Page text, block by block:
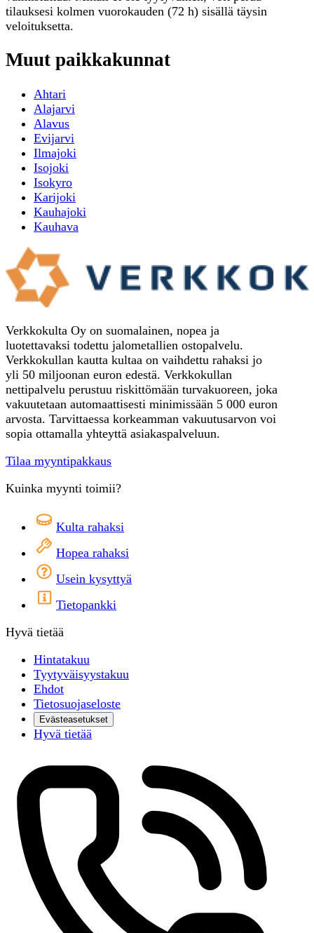
tilauksesi kolmen vuorokauden (72 h) sisällä täysin
veloituksetta.
Muut paikkakunnat
Ahtari
Alajarvi
Alavus
Evijarvi
Ilmajoki
Isojoki
Isokyro
Karijoki
Kauhajoki
Kauhava
Verkkokulta Oy on suomalainen, nopea ja
luotettavaksi todettu jalometallien ostopalvelu.
Verkkokullan kautta kultaa on vaihdettu rahaksi jo
yli 50 miljoonan euron edestä. Verkkokullan
nettipalvelu perustuu riskittömään turvakuoreen, joka
vakuutetaan automaattisesti minimissään 5 000 euron
arvosta. Tarvittaessa korkeamman vakuutusarvon voi
sopia ottamalla yhteyttä asiakaspalveluun.
Tilaa myyntipakkaus
Kuinka myynti toimii?
Kulta rahaksi
Hopea rahaksi
Usein kysyttyä
Tietopankki
Hyvä tietää
Hintatakuu
Tyytyväisyystakuu
Ehdot
Tietosuojaseloste
Evästeasetukset
Hyvä tietää